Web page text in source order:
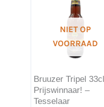
NIET OP
VOORRAAD
Bruuzer Tripel 33cl
Prijswinnaar! –
Tesselaar